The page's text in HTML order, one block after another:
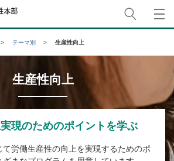
公益財団法人日本生産性本部
テーマ別 生産性向上
生産性向上
現のためのポイントを学ぶ
労働生産性の向上を実現するためのポ